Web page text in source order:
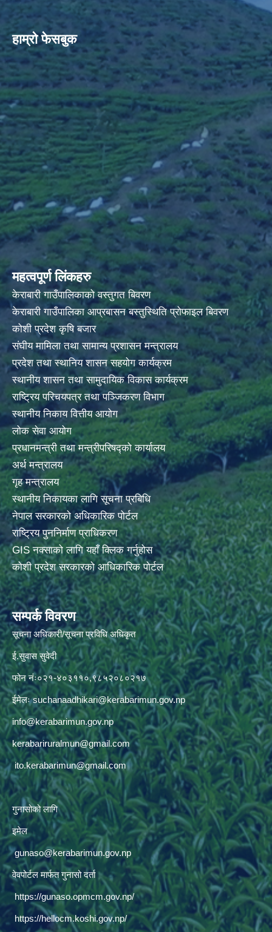
हाम्रो फेसबुक
महत्वपूर्ण लिंकहरु
केराबारी गाउँपालिकाको वस्तुगत बिवरण
केराबारी गाउँपालिका आप्रबासन बस्तुस्थिति प्रोफाइल बिवरण
कोशी प्रदेश कृषि बजार
संघीय मामिला तथा सामान्य प्रशासन मन्त्रालय
प्रदेश तथा स्थानिय शासन सहयोग कार्यक्रम
स्थानीय शासन तथा सामुदायिक विकास कार्यक्रम
राष्ट्रिय परिचयपत्र तथा पञ्जिकरण विभाग
स्थानीय निकाय वित्तीय आयोग
लोक सेवा आयोग
प्रधानमन्त्री तथा मन्त्रीपरिषद्को कार्यालय
अर्थ मन्त्रालय
गृह मन्त्रालय
स्थानीय निकायका लागि सूचना प्रबिधि
नेपाल सरकारको अधिकारिक पोर्टल
राष्ट्रिय पुननिर्माण प्राधिकरण
GIS नक्साको लागि यहाँ क्लिक गर्नुहोस
कोशी प्रदेश सरकारको आधिकारिक पोर्टल
सम्पर्क विवरण
सूचना अधिकारी/सूचना प्रविधि अधिकृत
ई.सुवास सुवेदी
फोन नंः०२१-४०३११०,९८५२०८०२१७
ईमेलःsuchanaadhikari@kerabarimun.gov.np
info@kerabarimun.gov.np
kerabariruralmun@gmail.com
ito.kerabarimun@gmail.com
गुनासोको लागि
इमेल
gunaso@kerabarimun.gov.np
वेवपोर्टल मार्फत गुनासो दर्ता
https://gunaso.opmcm.gov.np/
https://hellocm.koshi.gov.np/